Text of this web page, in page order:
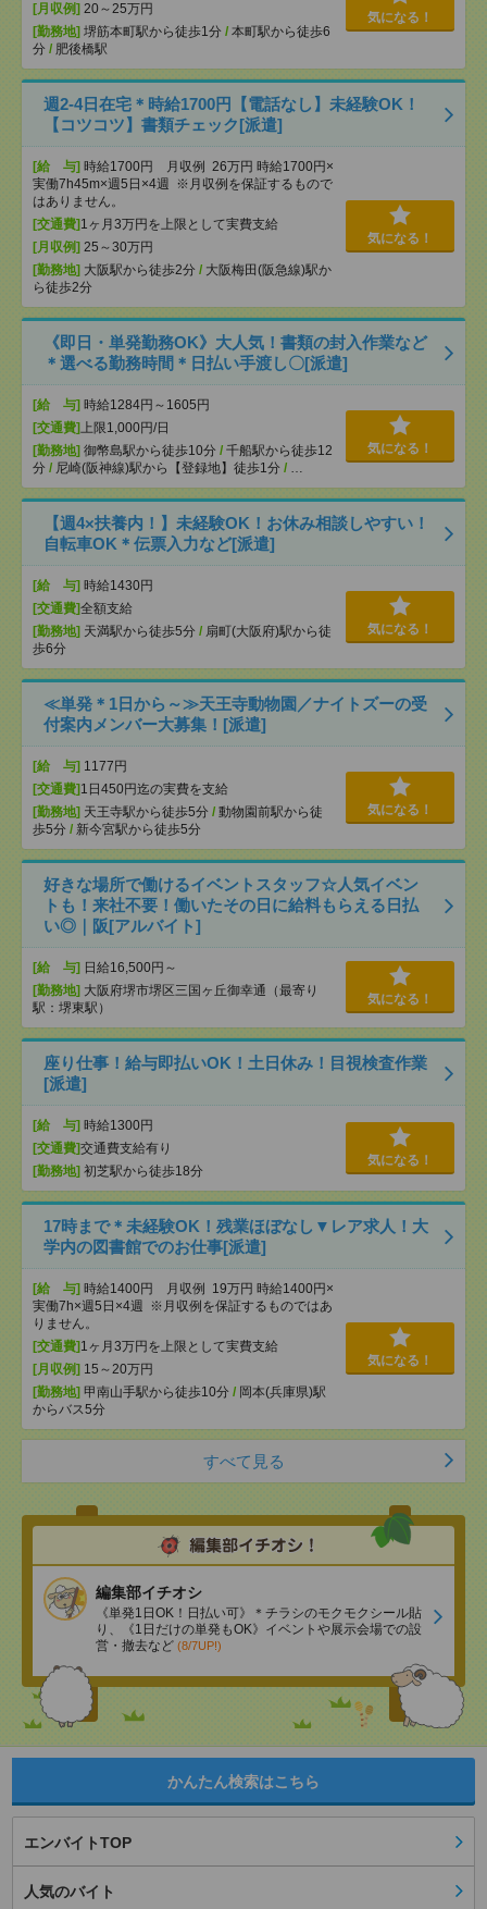
[月収例] 20～25万円
[勤務地] 堺筋本町駅から徒歩1分 / 本町駅から徒歩6
分 / 肥後橋駅
気になる！
週2-4日在宅＊時給1700円【電話なし】未経験OK！
【コツコツ】書類チェック[派遣]
[給 与] 時給1700円 月収例 26万円 時給1700円×
実働7h45m×週5日×4週 ※月収例を保証するもので
はありません。
[交通費] 1ヶ月3万円を上限として実費支給
[月収例] 25～30万円
[勤務地] 大阪駅から徒歩2分 / 大阪梅田(阪急線)駅か
ら徒歩2分
気になる！
《即日・単発勤務OK》大人気！書類の封入作業など
＊選べる勤務時間＊日払い手渡し〇[派遣]
[給 与] 時給1284円～1605円
[交通費] 上限1,000円/日
[勤務地] 御幣島駅から徒歩10分 / 千船駅から徒歩12
分 / 尼崎(阪神線)駅から【登録地】徒歩1分 / …
気になる！
【週4×扶養内！】未経験OK！お休み相談しやすい！
自転車OK＊伝票入力など[派遣]
[給 与] 時給1430円
[交通費]全額支給
[勤務地] 天満駅から徒歩5分 / 扇町(大阪府)駅から徒
歩6分
気になる！
≪単発＊1日から～≫天王寺動物園／ナイトズーの受
付案内メンバー大募集！[派遣]
[給 与] 1177円
[交通費] 1日450円迄の実費を支給
[勤務地] 天王寺駅から徒歩5分 / 動物園前駅から徒
歩5分 / 新今宮駅から徒歩5分
気になる！
好きな場所で働けるイベントスタッフ☆人気イベン
トも！来社不要！働いたその日に給料もらえる日払
い◎｜阪[アルバイト]
[給 与] 日給16,500円～
[勤務地] 大阪府堺市堺区三国ヶ丘御幸通（最寄り
駅：堺東駅）
気になる！
座り仕事！給与即払いOK！土日休み！目視検査作業
[派遣]
[給 与] 時給1300円
[交通費]交通費支給有り
[勤務地] 初芝駅から徒歩18分
気になる！
17時まで＊未経験OK！残業ほぼなし▼レア求人！大
学内の図書館でのお仕事[派遣]
[給 与] 時給1400円 月収例 19万円 時給1400円×
実働7h×週5日×4週 ※月収例を保証するものではあ
りません。
[交通費] 1ヶ月3万円を上限として実費支給
[月収例] 15～20万円
[勤務地] 甲南山手駅から徒歩10分 / 岡本(兵庫県)駅
からバス5分
気になる！
すべて見る
編集部イチオシ
《単発1日OK！日払い可》＊チラシのモクモクシール貼
り、《1日だけの単発もOK》イベントや展示会場での設
営・撤去など (8/7UP!)
かんたん検索はこちら
エンバイトTOP
人気のバイト